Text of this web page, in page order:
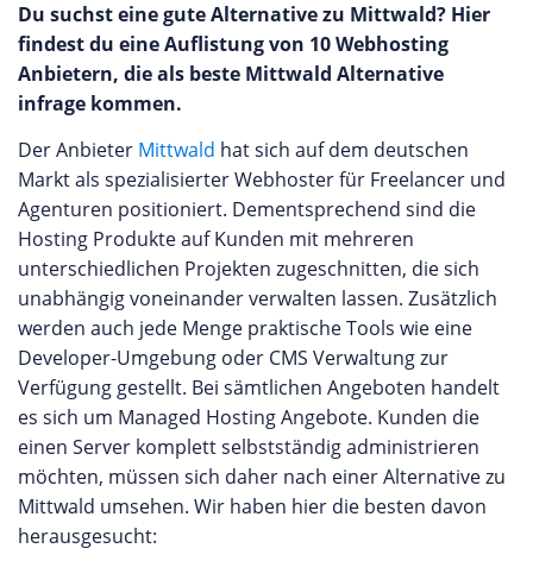
Du suchst eine gute Alternative zu Mittwald? Hier
findest du eine Auflistung von 10 Webhosting
Anbietern, die als beste Mittwald Alternative
infrage kommen.
Der Anbieter Mittwald hat sich auf dem deutschen
Markt als spezialisierter Webhoster für Freelancer und
Agenturen positioniert. Dementsprechend sind die
Hosting Produkte auf Kunden mit mehreren
unterschiedlichen Projekten zugeschnitten, die sich
unabhängig voneinander verwalten lassen. Zusätzlich
werden auch jede Menge praktische Tools wie eine
Developer-Umgebung oder CMS Verwaltung zur
Verfügung gestellt. Bei sämtlichen Angeboten handelt
es sich um Managed Hosting Angebote. Kunden die
einen Server komplett selbstständig administrieren
möchten, müssen sich daher nach einer Alternative zu
Mittwald umsehen. Wir haben hier die besten davon
herausgesucht: